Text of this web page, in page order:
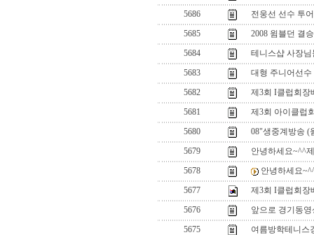
5686
전웅선 선수 투
5685
2008 윔블던 결
5684
테니스샵 사장
5683
대형 주니어선수
5682
제3회 I클럽회장
5681
제3회 아이클럽
5680
08"생중계방송 (
5679
안녕하세요~^^
5678
안녕하세요
5677
제3회 I클럽회장
5676
앞으로 경기동
5675
여름방학테니스